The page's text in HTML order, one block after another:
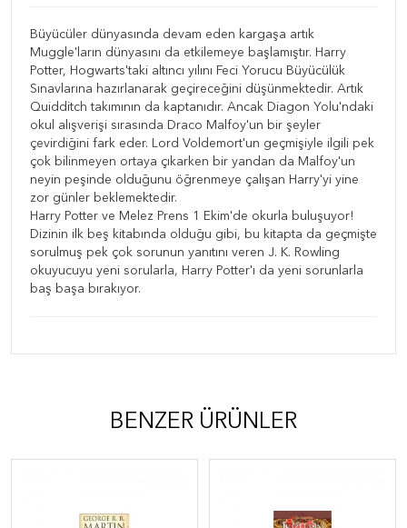
Büyücüler dünyasında devam eden kargaşa artık
Muggle'ların dünyasını da etkilemeye başlamıştır. Harry
Potter, Hogwarts'taki altıncı yılını Feci Yorucu Büyücülük
Sınavlarına hazırlanarak geçireceğini düşünmektedir. Artık
Quidditch takımının da kaptanıdır. Ancak Diagon Yolu'ndaki
okul alışverişi sırasında Draco Malfoy'un bir şeyler
çevirdiğini fark eder. Lord Voldemort'un geçmişiyle ilgili pek
çok bilinmeyen ortaya çıkarken bir yandan da Malfoy'un
neyin peşinde olduğunu öğrenmeye çalışan Harry'yi yine
zor günler beklemektedir.
Harry Potter ve Melez Prens 1 Ekim'de okurla buluşuyor!
Dizinin ilk beş kitabında olduğu gibi, bu kitapta da geçmişte
sorulmuş pek çok sorunun yanıtını veren J. K. Rowling
okuyucuyu yeni sorularla, Harry Potter'ı da yeni sorunlarla
baş başa bırakıyor.
BENZER ÜRÜNLER